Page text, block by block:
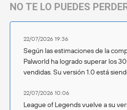
NO TE LO PUEDES
22/07/2026 19:36
Según las estimaciones de la
Palworld ha logrado superar los
vendidas. Su versión 1.0 está
22/07/2026 10:06
League of Legends vuelve a su